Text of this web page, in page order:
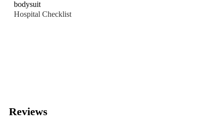
Hospital Checklist
Reviews